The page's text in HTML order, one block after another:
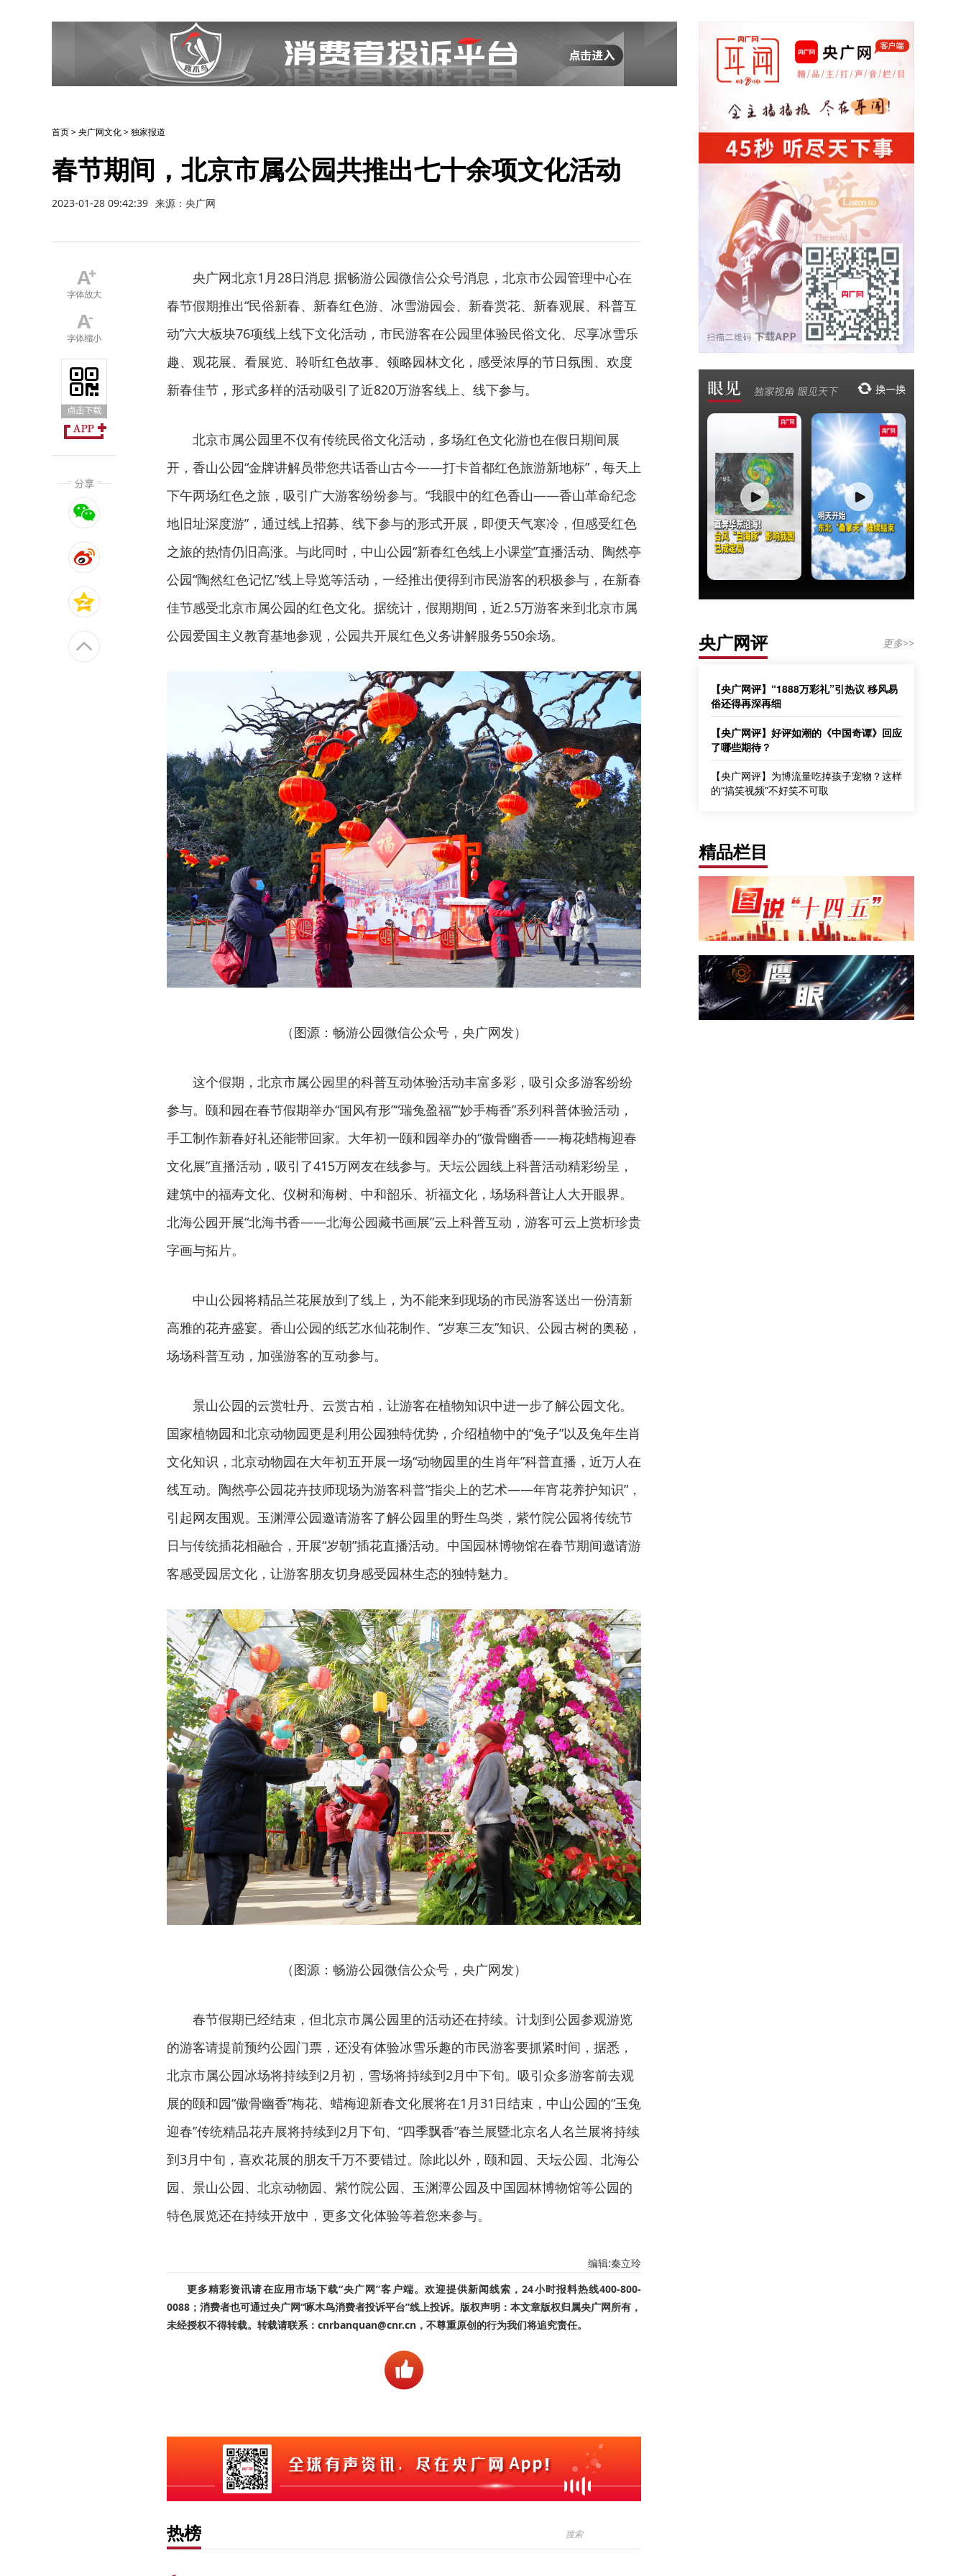
首页>央广网文化>独家报道
春节期间，北京市属公园共推出七十余项文化活动
2023-01-28 09:42:39 来源：央广网
央广网北京1月28日消息 据畅游公园微信公众号消息，北京市公园管理中心在
春节假期推出“民俗新春、新春红色游、冰雪游园会、新春赏花、新春观展、科普互
动”六大板块76项线上线下文化活动，市民游客在公园里体验民俗文化、尽享冰雪乐
趣、观花展、看展览、聆听红色故事、领略园林文化，感受浓厚的节日氛围、欢度
新春佳节，形式多样的活动吸引了近820万游客线上、线下参与。
北京市属公园里不仅有传统民俗文化活动，多场红色文化游也在假日期间展
开，香山公园“金牌讲解员带您共话香山古今——打卡首都红色旅游新地标”，每天上
下午两场红色之旅，吸引广大游客纷纷参与。“我眼中的红色香山——香山革命纪念
地旧址深度游”，通过线上招募、线下参与的形式开展，即便天气寒冷，但感受红色
之旅的热情仍旧高涨。与此同时，中山公园“新春红色线上小课堂”直播活动、陶然亭
公园“陶然红色记忆”线上导览等活动，一经推出便得到市民游客的积极参与，在新春
佳节感受北京市属公园的红色文化。据统计，假期期间，近2.5万游客来到北京市属
公园爱国主义教育基地参观，公园共开展红色义务讲解服务550余场。
（图源：畅游公园微信公众号，央广网发）
这个假期，北京市属公园里的科普互动体验活动丰富多彩，吸引众多游客纷纷
参与。颐和园在春节假期举办“国风有形”“瑞兔盈福”“妙手梅香”系列科普体验活动，
手工制作新春好礼还能带回家。大年初一颐和园举办的“傲骨幽香——梅花蜡梅迎春
文化展”直播活动，吸引了415万网友在线参与。天坛公园线上科普活动精彩纷呈，
建筑中的福寿文化、仪树和海树、中和韶乐、祈福文化，场场科普让人大开眼界。
北海公园开展“北海书香——北海公园藏书画展”云上科普互动，游客可云上赏析珍贵
字画与拓片。
中山公园将精品兰花展放到了线上，为不能来到现场的市民游客送出一份清新
高雅的花卉盛宴。香山公园的纸艺水仙花制作、“岁寒三友”知识、公园古树的奥秘，
场场科普互动，加强游客的互动参与。
景山公园的云赏牡丹、云赏古柏，让游客在植物知识中进一步了解公园文化。
国家植物园和北京动物园更是利用公园独特优势，介绍植物中的“兔子”以及兔年生肖
文化知识，北京动物园在大年初五开展一场“动物园里的生肖年”科普直播，近万人在
线互动。陶然亭公园花卉技师现场为游客科普“指尖上的艺术——年宵花养护知识”，
引起网友围观。玉渊潭公园邀请游客了解公园里的野生鸟类，紫竹院公园将传统节
日与传统插花相融合，开展“岁朝”插花直播活动。中国园林博物馆在春节期间邀请游
客感受园居文化，让游客朋友切身感受园林生态的独特魅力。
（图源：畅游公园微信公众号，央广网发）
春节假期已经结束，但北京市属公园里的活动还在持续。计划到公园参观游览
的游客请提前预约公园门票，还没有体验冰雪乐趣的市民游客要抓紧时间，据悉，
北京市属公园冰场将持续到2月初，雪场将持续到2月中下旬。吸引众多游客前去观
展的颐和园“傲骨幽香”梅花、蜡梅迎新春文化展将在1月31日结束，中山公园的“玉兔
迎春”传统精品花卉展将持续到2月下旬、“四季飘香”春兰展暨北京名人名兰展将持续
到3月中旬，喜欢花展的朋友千万不要错过。除此以外，颐和园、天坛公园、北海公
园、景山公园、北京动物园、紫竹院公园、玉渊潭公园及中国园林博物馆等公园的
特色展览还在持续开放中，更多文化体验等着您来参与。
编辑:秦立玲
更多精彩资讯请在应用市场下载“央广网”客户端。欢迎提供新闻线索，24小时报料热线400-800-
0088；消费者也可通过央广网“啄木鸟消费者投诉平台”线上投诉。版权声明：本文章版权归属央广网所有，
未经授权不得转载。转载请联系：cnrbanquan@cnr.cn，不尊重原创的行为我们将追究责任。
热榜
央广网评 更多>>
【央广网评】“1888万彩礼”引热议 移风易
俗还得再深再细
【央广网评】好评如潮的《中国奇谭》回应
了哪些期待？
【央广网评】为博流量吃掉孩子宠物？这样
的“搞笑视频”不好笑不可取
精品栏目